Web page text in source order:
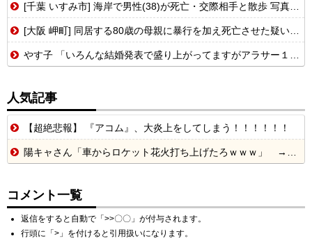
[千葉 いすみ市] 海岸で男性(38)が死亡・交際相手と散歩 写真撮影の際波にさらわれたとの報道...
[大阪 岬町] 同居する80歳の母親に暴行を加え死亡させた疑い 息子(58)が逮捕...
やす子 「いろんな結婚発表で盛り上がってますがアラサー１人暮らしも…」
人気記事
【超絶悲報】 『アコム』、大炎上をしてしまう！！！！！！
陽キャさん「車からロケット花火打ち上げたろｗｗｗ」 → サンルーフが閉まっていて無事車内に発射
コメント一覧
返信をすると自動で「>>〇〇」が付与されます。
行頭に「>」を付けると引用扱いになります。